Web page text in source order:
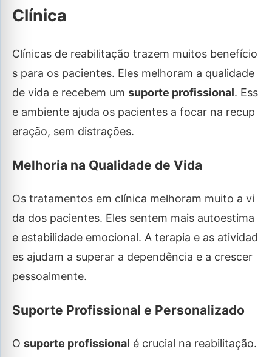
Clínica
Clínicas de reabilitação trazem muitos benefício
s para os pacientes. Eles melhoram a qualidade
de vida e recebem um suporte profissional. Ess
e ambiente ajuda os pacientes a focar na recup
eração, sem distrações.
Melhoria na Qualidade de Vida
Os tratamentos em clínica melhoram muito a vi
da dos pacientes. Eles sentem mais autoestima
e estabilidade emocional. A terapia e as atividad
es ajudam a superar a dependência e a crescer
pessoalmente.
Suporte Profissional e Personalizado
O suporte profissional é crucial na reabilitação.